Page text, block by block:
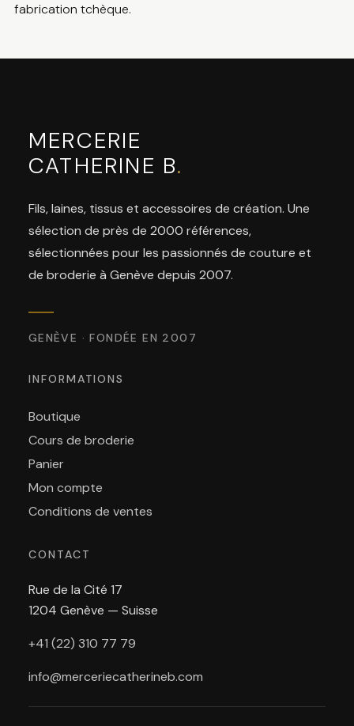
fabrication tchèque.
MERCERIE
CATHERINE B.
Fils, laines, tissus et accessoires de création. Une
sélection de près de 2000 références,
sélectionnées pour les passionnés de couture et
de broderie à Genève depuis 2007.
GENÈVE · FONDÉE EN 2007
INFORMATIONS
Boutique
Cours de broderie
Panier
Mon compte
Conditions de ventes
CONTACT
Rue de la Cité 17
1204 Genève — Suisse
+41 (22) 310 77 79
info@merceriecatherineb.com